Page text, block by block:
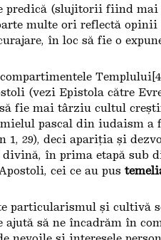
predică (slujitorii fiind
multe ori reflectă
în loc să fie o
(vezi Epistola către
fie mai târziu cultul
pascal din iudaism a
1, 29), deci apariția și
în prima etapă sub
cei ce au pus
particularismul și cultivă
să ne încadrăm în